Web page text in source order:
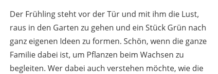
Der Frühling steht vor der Tür und mit ihm die Lust,
raus in den Garten zu gehen und ein Stück Grün nach
ganz eigenen Ideen zu formen. Schön, wenn die ganze
Familie dabei ist, um Pflanzen beim Wachsen zu
begleiten. Wer dabei auch verstehen möchte, wie die